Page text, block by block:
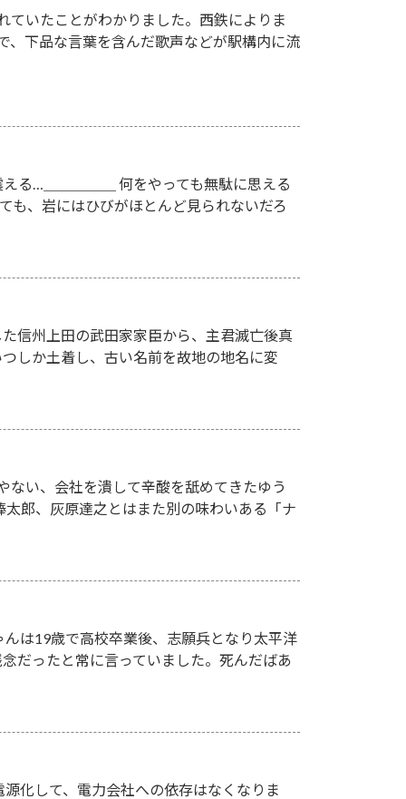
ていたことがわかりました。西鉄によりま
、下品な言葉を含んだ歌声などが駅構内に流
る…＿＿＿＿＿ 何をやっても無駄に思える
も、岩にはひびがほとんど見られないだろ
信州上田の武田家家臣から、主君滅亡後真
しか土着し、古い名前を故地の地名に変
ない、会社を潰して辛酸を舐めてきたゆう
郎、灰原達之とはまた別の味わいある「ナ
は19歳で高校卒業後、志願兵となり太平洋
だったと常に言っていました。死んだばあ
化して、電力会社への依存はなくなりま